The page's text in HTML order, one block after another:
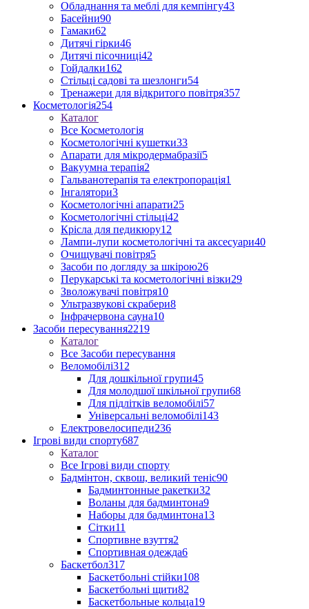
Обладнання та меблі для кемпінгу43
Басейни90
Гамаки62
Дитячі гірки46
Дитячі пісочниці42
Гойдалки162
Стільці садові та шезлонги54
Тренажери для відкритого повітря357
Косметологія254
Каталог
Все Косметологія
Косметологічні кушетки33
Апарати для мікродермабразії5
Вакуумна терапія2
Гальванотерапія та електропорація1
Інгалятори3
Косметологічні апарати25
Косметологічні стільці42
Крісла для педикюру12
Лампи-лупи косметологічні та аксесуари40
Очищувачі повітря5
Засоби по догляду за шкірою26
Перукарські та косметологічні візки29
Зволожувачі повітря10
Ультразвукові скрабери8
Інфрачервона сауна10
Засоби пересування2219
Каталог
Все Засоби пересування
Веломобілі312
Для дошкільної групи45
Для молодшої шкільної групи68
Для підлітків веломобілі57
Універсальні веломобілі143
Електровелосипеди236
Ігрові види спорту687
Каталог
Все Ігрові види спорту
Бадмінтон, сквош, великий теніс90
Бадминтонные ракетки32
Воланы для бадминтона9
Наборы для бадминтона13
Сітки11
Спортивне взуття2
Спортивная одежда6
Баскетбол317
Баскетбольні стійки108
Баскетбольні щити82
Баскетбольные кольца19